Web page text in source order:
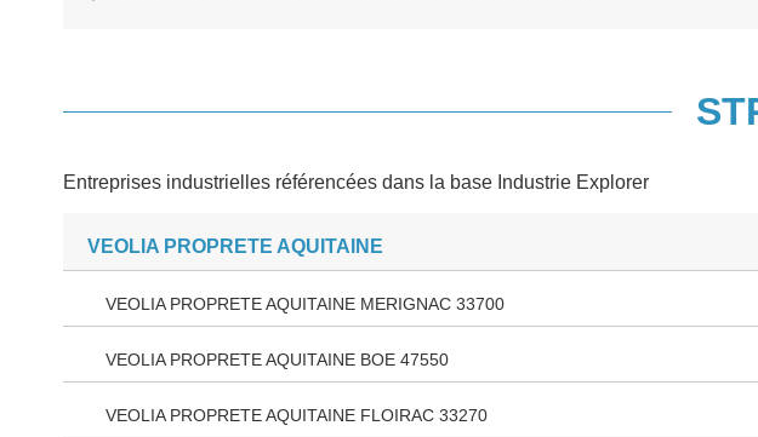
Entreprises industrielles référencées dans la base Industrie Explorer
VEOLIA PROPRETE AQUITAINE
VEOLIA PROPRETE AQUITAINE MERIGNAC 33700
VEOLIA PROPRETE AQUITAINE BOE 47550
VEOLIA PROPRETE AQUITAINE FLOIRAC 33270